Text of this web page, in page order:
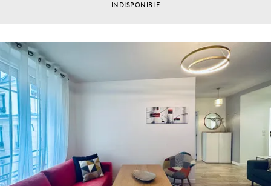
INDISPONIBLE